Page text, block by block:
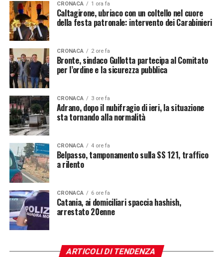
CRONACA 1 ora fa
Caltagirone, ubriaco con un coltello nel cuore
della festa patronale: intervento dei Carabinieri
CRONACA 2 ore fa
Bronte, sindaco Gullotta partecipa al Comitato
per l’ordine e la sicurezza pubblica
CRONACA 3 ore fa
Adrano, dopo il nubifragio di ieri, la situazione
sta tornando alla normalità
CRONACA 4 ore fa
Belpasso, tamponamento sulla SS 121, traffico
a rilento
CRONACA 6 ore fa
Catania, ai domiciliari spaccia hashish,
arrestato 20enne
ARTICOLI DI TENDENZA